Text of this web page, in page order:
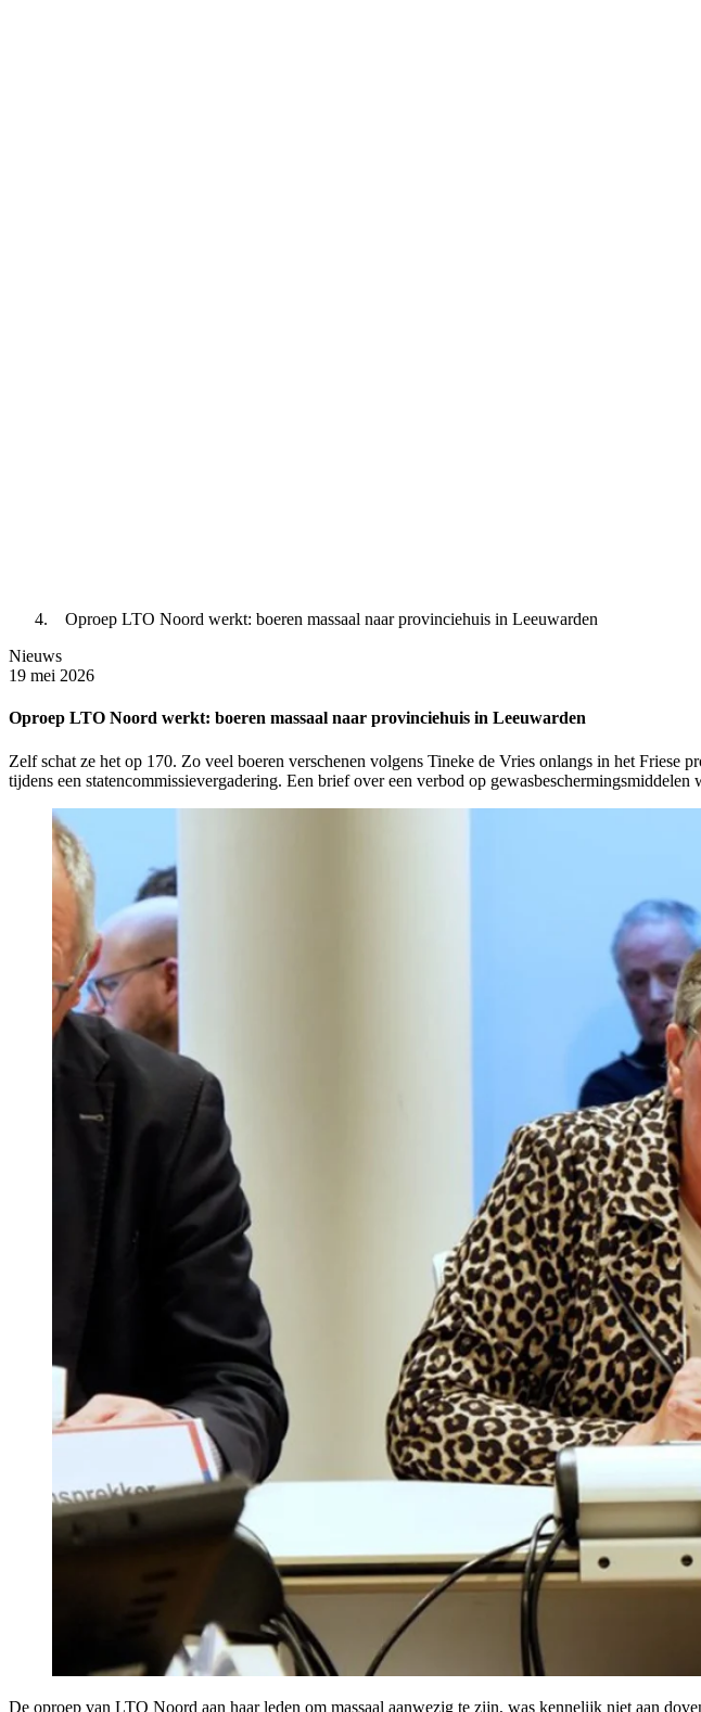
Oproep LTO Noord werkt: boeren massaal naar provinciehuis in Leeuwarden
Nieuws
19 mei 2026
Oproep LTO Noord werkt: boeren massaal naar provinciehuis in Leeuwarden
Zelf schat ze het op 170. Zo veel boeren verschenen volgens Tineke de Vries onlangs in het
tijdens een statencommissievergadering. Een brief over een verbod op gewasbeschermingsmiddelen
De oproep van LTO Noord aan haar leden om massaal aanwezig te zijn, was kennelijk niet aan